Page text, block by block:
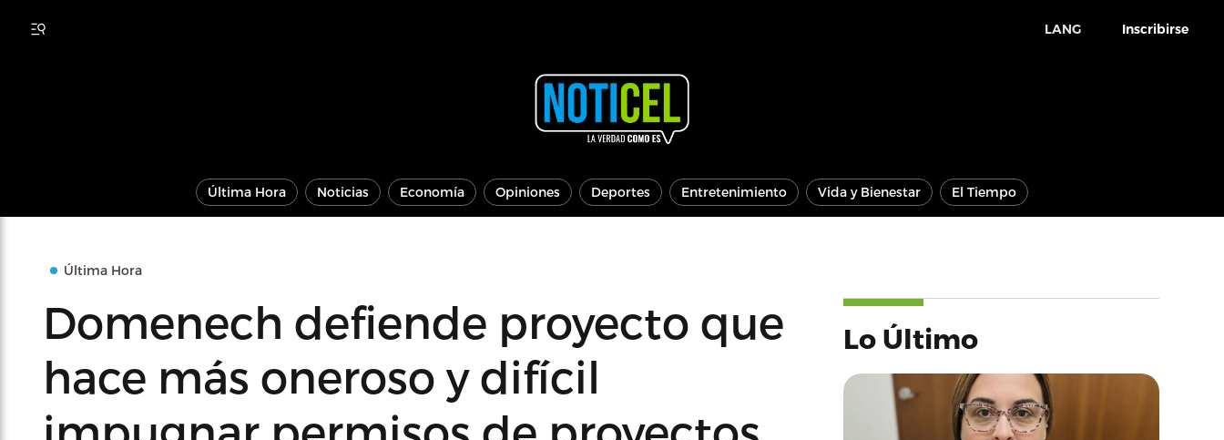
LANG Inscribirse
Última Hora Noticias Economía Opiniones Deportes Entretenimiento Vida y Bienestar El Tiempo
Última Hora
Domenech defiende proyecto que
hace más oneroso y difícil
Lo Último